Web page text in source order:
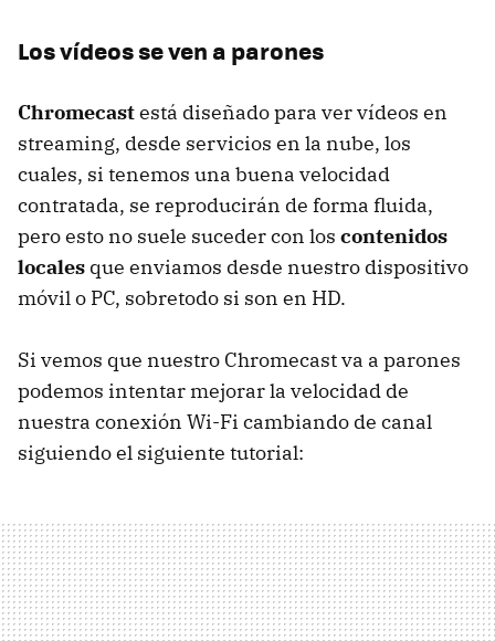
Los vídeos se ven a parones
Chromecastestá diseñado para ver vídeos en
streaming, desde servicios en la nube, los
cuales, si tenemos una buena velocidad
contratada, se reproducirán de forma fluida,
pero esto no suele suceder con los contenidos
locales que enviamos desde nuestro dispositivo
móvil o PC, sobretodo si son en HD.
Si vemos que nuestro Chromecast va a parones
podemos intentar mejorar la velocidad de
nuestra conexión Wi-Fi cambiando de canal
siguiendo el siguiente tutorial: